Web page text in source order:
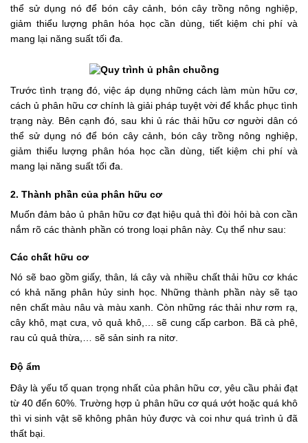
thể sử dụng nó để bón cây cảnh, bón cây trồng nông nghiệp,
giảm thiểu lượng phân hóa học cần dùng, tiết kiệm chi phí và
mang lại năng suất tối đa.
Trước tình trạng đó, việc áp dụng những cách làm mùn hữu cơ,
cách ủ phân hữu cơ chính là giải pháp tuyệt vời để khắc phục tình
trạng này. Bên cạnh đó, sau khi ủ rác thải hữu cơ người dân có
thể sử dụng nó để bón cây cảnh, bón cây trồng nông nghiệp,
giảm thiểu lượng phân hóa học cần dùng, tiết kiệm chi phí và
mang lại năng suất tối đa.
2. Thành phần của phân hữu cơ
Muốn đảm bảo ủ phân hữu cơ đạt hiệu quả thì đòi hỏi bà con cần
nắm rõ các thành phần có trong loại phân này. Cụ thể như sau:
Các chất hữu cơ
Nó sẽ bao gồm giấy, thân, lá cây và nhiều chất thải hữu cơ khác
có khả năng phân hủy sinh học. Những thành phần này sẽ tạo
nên chất màu nâu và màu xanh. Còn những rác thải như rơm rạ,
cây khô, mạt cưa, vỏ quả khô,… sẽ cung cấp carbon. Bã cà phê,
rau củ quả thừa,… sẽ sản sinh ra nitơ.
Độ ẩm
Đây là yếu tố quan trọng nhất của phân hữu cơ, yêu cầu phải đạt
từ 40 đến 60%. Trường hợp ủ phân hữu cơ quá ướt hoặc quá khô
thì vi sinh vật sẽ không phân hủy được và coi như quá trình ủ đã
thất bại.